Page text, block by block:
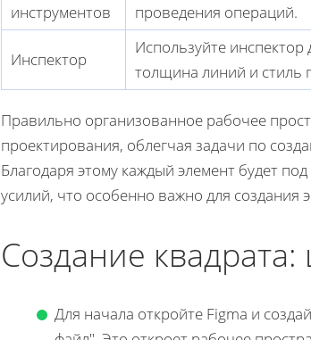
инструментов
проведения операций.
Инспектор
Используйте инспектор
толщина линий и стиль
Правильно организованное рабочее
проектирования, облегчая задачи по
Благодаря этому каждый элемент будет
усилий, что особенно важно для создания
Создание
Для начала откройте Figma и